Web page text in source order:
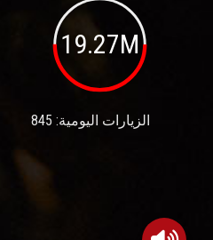
19.27M
الزيارات اليومية: 845